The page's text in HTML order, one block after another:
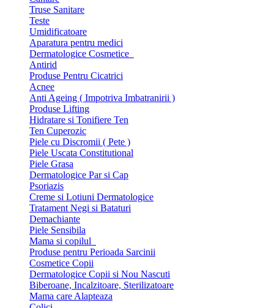
Truse Sanitare
Teste
Umidificatoare
Aparatura pentru medici
Dermatologice Cosmetice
Antirid
Produse Pentru Cicatrici
Acnee
Anti Ageing ( Impotriva Imbatranirii )
Produse Lifting
Hidratare si Tonifiere Ten
Ten Cuperozic
Piele cu Discromii ( Pete )
Piele Uscata Constitutional
Piele Grasa
Dermatologice Par si Cap
Psoriazis
Creme si Lotiuni Dermatologice
Tratament Negi si Bataturi
Demachiante
Piele Sensibila
Mama si copilul
Produse pentru Perioada Sarcinii
Cosmetice Copii
Dermatologice Copii si Nou Nascuti
Biberoane, Incalzitoare, Sterilizatoare
Mama care Alapteaza